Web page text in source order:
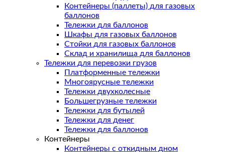
Контейнеры (паллеты) для газовых
баллонов
Тележки для баллонов
Шкафы для газовых баллонов
Стойки для газовых баллонов
Склад и хранилища для баллонов
Тележки для перевозки грузов
Платформенные тележки
Многоярусные тележки
Тележки двухколесные
Большегрузные тележки
Тележки для бутылей
Тележки для денег
Тележки для баллонов
Контейнеры
Контейнеры с откидным дном